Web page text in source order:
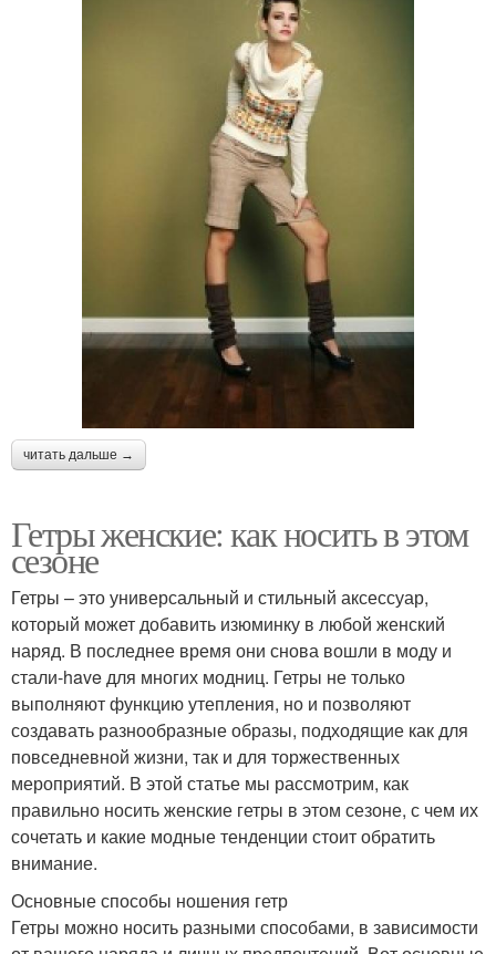
читать дальше →
Гетры женские: как носить в этом
сезоне
Гетры – это универсальный и стильный аксессуар,
который может добавить изюминку в любой женский
наряд. В последнее время они снова вошли в моду и
стали-have для многих модниц. Гетры не только
выполняют функцию утепления, но и позволяют
создавать разнообразные образы, подходящие как для
повседневной жизни, так и для торжественных
мероприятий. В этой статье мы рассмотрим, как
правильно носить женские гетры в этом сезоне, с чем их
сочетать и какие модные тенденции стоит обратить
внимание.
Основные способы ношения гетр
Гетры можно носить разными способами, в зависимости